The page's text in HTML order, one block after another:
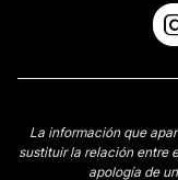
La información que
sustituir la relación entre
apología de